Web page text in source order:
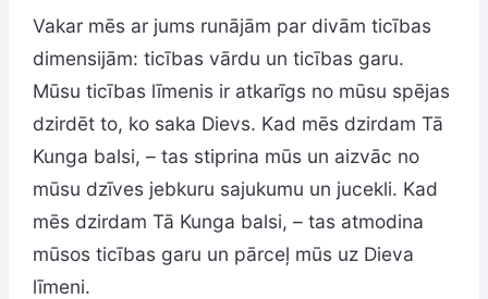
Vakar mēs ar jums runājām par divām ticības
dimensijām: ticības vārdu un ticības garu.
Mūsu ticības līmenis ir atkarīgs no mūsu spējas
dzirdēt to, ko saka Dievs. Kad mēs dzirdam Tā
Kunga balsi, – tas stiprina mūs un aizvāc no
mūsu dzīves jebkuru sajukumu un jucekli. Kad
mēs dzirdam Tā Kunga balsi, – tas atmodina
mūsos ticības garu un pārceļ mūs uz Dieva
līmeni.